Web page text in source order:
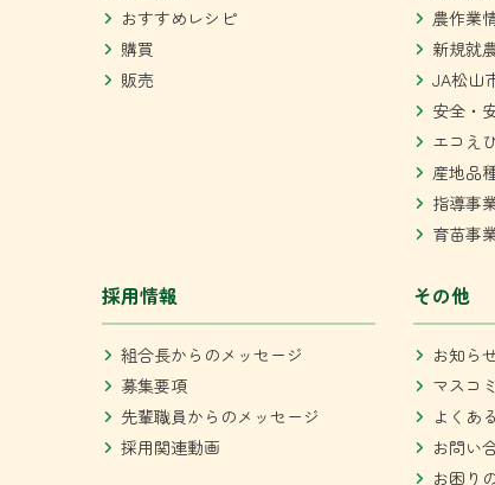
おすすめレシピ
購買
販売
農作業
新規就
JA松山
安全・
エコえ
産地品
指導事
育苗事
採用情報
組合長からのメッセージ
募集要項
先輩職員からのメッセージ
採用関連動画
その他
お知ら
マスコ
よくあ
お問い
お困り